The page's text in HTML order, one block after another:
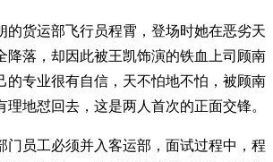
的货运部飞行员程霄，登场时她在恶劣天
降落，却因此被王凯饰演的铁血上司顾南
的专业很有自信，天不怕地不怕，被顾南
理地怼回去，这是两人首次的正面交锋。
门员工必须并入客运部，面试过程中，程